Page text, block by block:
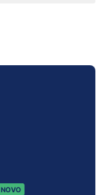
NOVO